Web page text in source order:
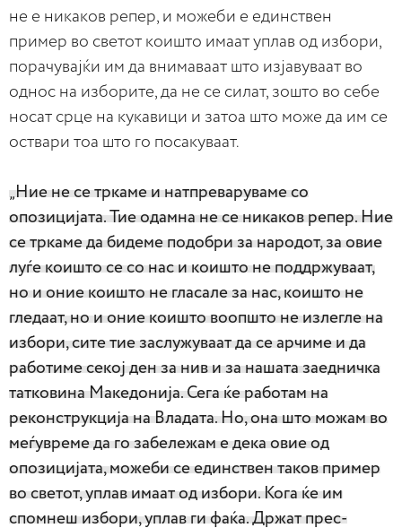
не е никаков репер, и можеби е единствен
пример во светот коишто имаат уплав од избори,
порачувајќи им да внимаваат што изјавуваат во
однос на изборите, да не се силат, зошто во себе
носат срце на кукавици и затоа што може да им се
оствари тоа што го посакуваат.
„Ние не се тркаме и натпреваруваме со
опозицијата. Тие одамна не се никаков репер. Ние
се тркаме да бидеме подобри за народот, за овие
луѓе коишто се со нас и коишто не поддржуваат,
но и оние коишто не гласале за нас, коишто не
гледаат, но и оние коишто воопшто не излегле на
избори, сите тие заслужуваат да се арчиме и да
работиме секој ден за нив и за нашата заедничка
татковина Македонија. Сега ќе работам на
реконструкција на Владата. Но, она што можам во
меѓувреме да го забележам е дека овие од
опозицијата, можеби се единствен таков пример
во светот, уплав имаат од избори. Кога ќе им
спомнеш избори, уплав ги фаќа. Држат прес-